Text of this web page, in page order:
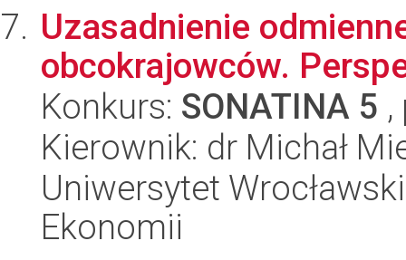
Uzasadnienie
obcokrajowców.
Konkurs: SONATINA 5
Kierownik: dr Michał
Uniwersytet
Ekonomii